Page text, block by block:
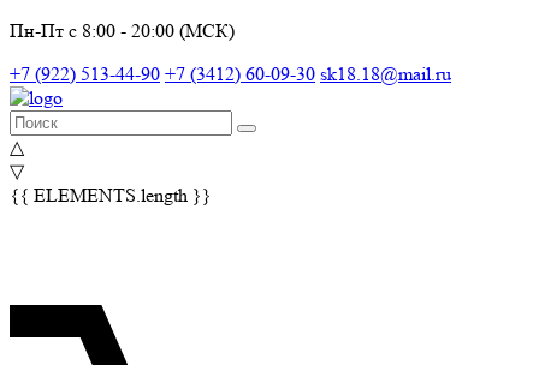
Пн-Пт с 8:00 - 20:00 (МСК)
+7 (922) 513-44-90 +7 (3412) 60-09-30 sk18.18@mail.ru
△
▽
{{ ELEMENTS.length }}